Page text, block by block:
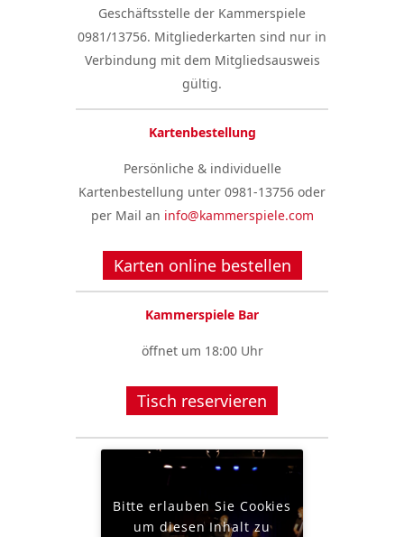
Geschäftsstelle der Kammerspiele
0981/13756. Mitgliederkarten sind nur in
Verbindung mit dem Mitgliedsausweis
gültig.
Kartenbestellung
Persönliche & individuelle
Kartenbestellung unter 0981-13756 oder
per Mail an info@kammerspiele.com
Karten online bestellen
Kammerspiele Bar
öffnet um 18:00 Uhr
Tisch reservieren
Bitte erlauben Sie Cookies
um diesen Inhalt zu